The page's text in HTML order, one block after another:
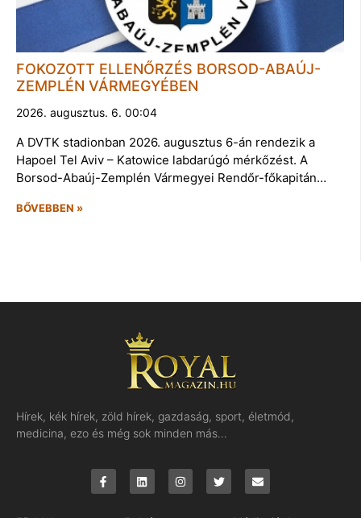
FOKOZOTT ELLENŐRZÉS BORSOD-ABAÚJ-
ZEMPLÉN VÁRMEGYÉBEN
2026. augusztus. 6. 00:04
A DVTK stadionban 2026. augusztus 6-án rendezik a
Hapoel Tel Aviv – Katowice labdarúgó mérkőzést. A
Borsod-Abaúj-Zemplén Vármegyei Rendőr-főkapitán…
BŐVEBBEN »
Hírek, kék hírek, zöld hírek, gazdaság, sport, életmód,
medicina, ezo és még sok minden más…